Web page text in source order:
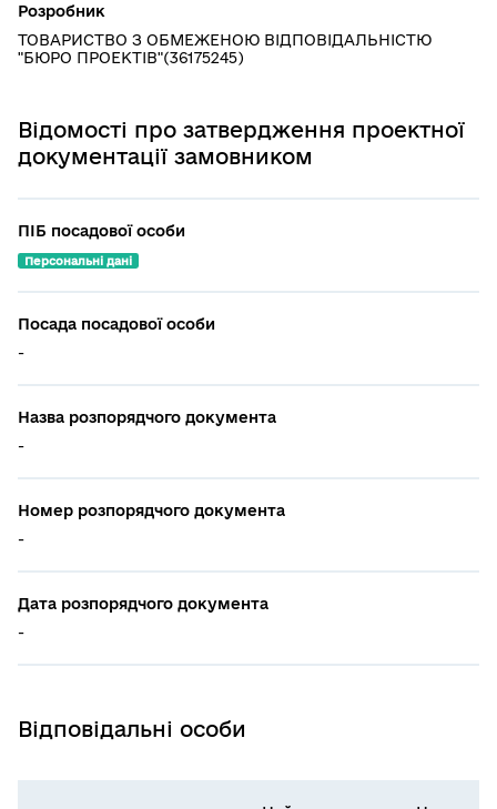
Розробник
ТОВАРИСТВО З ОБМЕЖЕНОЮ ВІДПОВІДАЛЬНІСТЮ
"БЮРО ПРОЕКТІВ"(36175245)
Відомості про затвердження проектної
документації замовником
ПІБ посадової особи
Персональні дані
Посада посадової особи
-
Назва розпорядчого документа
-
Номер розпорядчого документа
-
Дата розпорядчого документа
-
Відповідальні особи